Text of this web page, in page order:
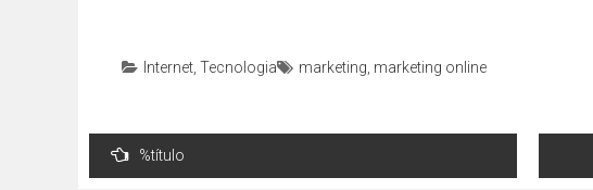
Internet Tecnologia marketing marketing online
Navegación
de
%título